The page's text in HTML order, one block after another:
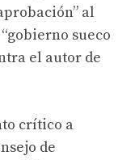
al
sueco
el autor de
crítico a
de